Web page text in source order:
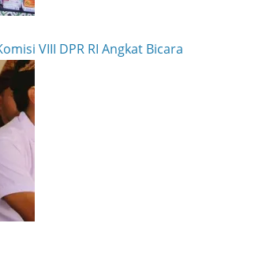
VIII DPR RI Angkat Bicara